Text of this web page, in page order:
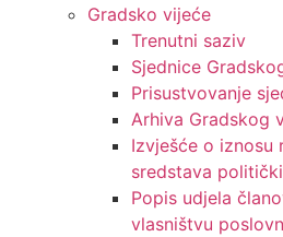
Gradsko vijeće
Trenutni saziv
Sjednice
Prisustvovanje
Arhiva Gradskog
Izvješće o iznosu
sredstava
Popis udjela
vlasništvu